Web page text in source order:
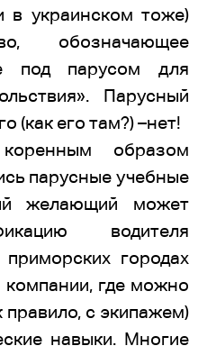
в украинском тоже)
обозначающее
под парусом для
Парусный
(как его там?) –нет!
образом
парусные учебные
желающий может
водителя
городах
компании, где можно
правило, с экипажем)
навыки. Многие